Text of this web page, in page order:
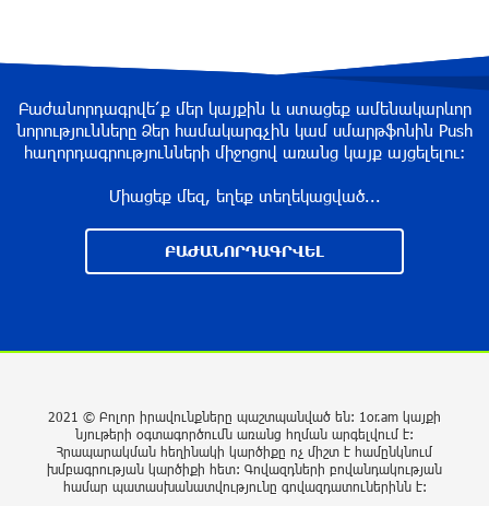
Հայաստանի բնակչության թիվը շուրջ 7
հազարով ավելացել է
Իսրայելի ՊԲ-ն հարձակվել է Լիբանանում
«Հըզբոլլահ»-ի հրամանատարական կետերի և
տրանսֆերի վերաբերյալ
7 ժամ առաջ
Բաժանորդագրվե՛ք մեր կայքին և ստացեք ամենակարևոր
նորությունները Ձեր համակարգչին կամ սմարթֆոնին Push
հաղորդագրությունների միջոցով առանց կայք այցելելու։
Միացեք մեզ, եղեք տեղեկացված...
ԲԱԺԱՆՈՐԴԱԳՐՎԵԼ
2021 © Բոլոր իրավունքները պաշտպանված են: 1or.am կայքի
նյութերի օգտագործումն առանց հղման արգելվում է:
Հրապարակման հեղինակի կարծիքը ոչ միշտ է համընկնում
խմբագրության կարծիքի հետ: Գովազդների բովանդակության
համար պատասխանատվությունը գովազդատուներինն է: